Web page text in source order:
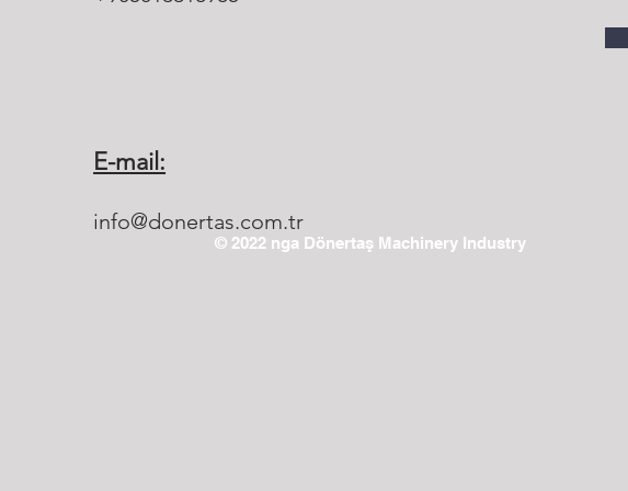
E-mail:
info@donertas.com.tr
© 2022 nga Dönertaş Machinery Industry